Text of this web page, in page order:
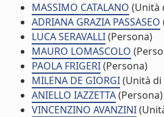
MASSIMO CATALANO (Unità
ADRIANA GRAZIA PASSASEO
LUCA SERAVALLI(Persona)
MAURO LOMASCOLO
PAOLA FRIGERI(Persona)
MILENA DE GIORGI(Unità
ANIELLO IAZZETTA(Persona)
VINCENZINO AVANZINI